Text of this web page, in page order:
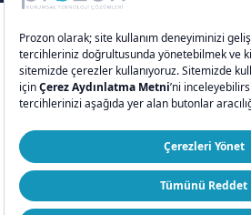
Copyright © 2026 – Prozon.
Prozon Kurumsal Teknoloji
Şirketi,Proventus Danışmanlık
tescilli markası ve teknoloji
ISO 9001:2015 ISO/IEC